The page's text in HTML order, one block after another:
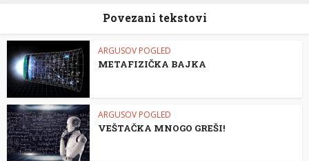
Povezani tekstovi
ARGUSOV POGLED
METAFIZIČKA BAJKA
ARGUSOV POGLED
VEŠTAČKA MNOGO GREŠI!